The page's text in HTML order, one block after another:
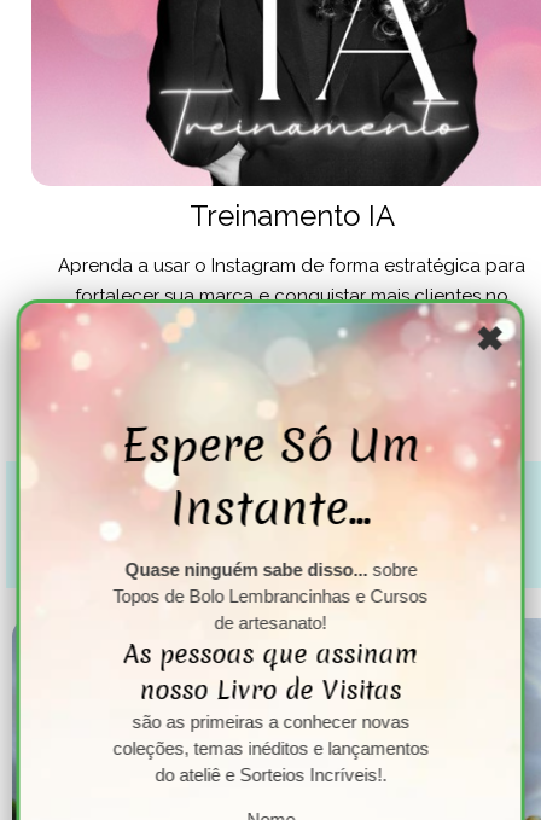
Treinamento IA
Aprenda a usar o Instagram de forma estratégica para
fortalecer sua marca e conquistar mais clientes no
mercado artesanal.
SAIBA MAIS...
O Que Você Pode Apren
Espere Só Um
Instante...
Quase ninguém sabe disso...sobre
Topos de Bolo Lembrancinhas e Cursos
de artesanato!
As pessoas que assinam
nosso Livro de Visitas
são as primeiras a conhecer novas
coleções, temas inéditos e lançamentos
do ateliê e Sorteios Incríveis!.
✖